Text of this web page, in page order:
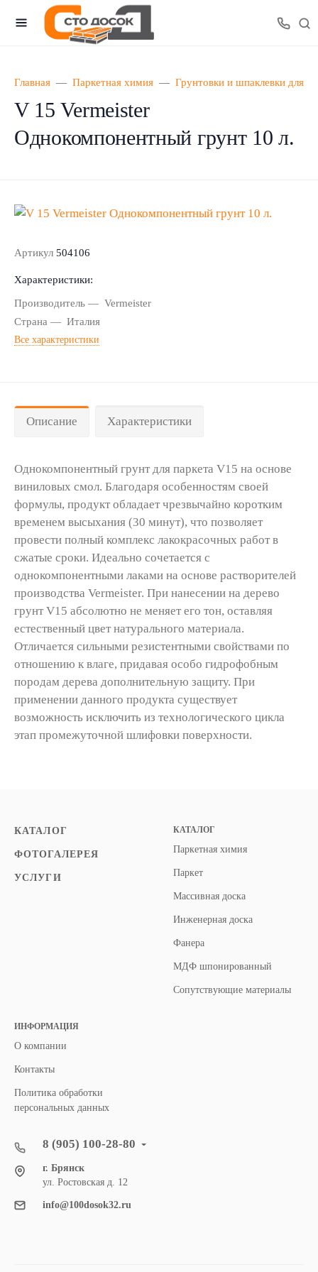
Главная Паркетная химия Грунтовки и шпаклевки для
V 15 Vermeister
Однокомпонентный грунт 10 л.
Артикул 504106
Характеристики:
Производитель
Vermeister
Страна
Италия
Все характеристики
Описание Характеристики
Однокомпонентный грунт для паркета V15 на основе
виниловых смол. Благодаря особенностям своей
формулы, продукт обладает чрезвычайно коротким
временем высыхания (30 минут), что позволяет
провести полный комплекс лакокрасочных работ в
сжатые сроки. Идеально сочетается с
однокомпонентными лаками на основе растворителей
производства Vermeister. При нанесении на дерево
грунт V15 абсолютно не меняет его тон, оставляя
естественный цвет натурального материала.
Отличается сильными резистентными свойствами по
отношению к влаге, придавая особо гидрофобным
породам дерева дополнительную защиту. При
применении данного продукта существует
возможность исключить из технологического цикла
этап промежуточной шлифовки поверхности.
КАТАЛОГ
ФОТОГАЛЕРЕЯ
УСЛУГИ
КАТАЛОГ
Паркетная химия
Паркет
Массивная доска
Инженерная доска
Фанера
МДФ шпонированный
Сопутствующие материалы
ИНФОРМАЦИЯ
О компании
Контакты
Политика обработки
персональных данных
8 (905) 100-28-80
г. Брянск
ул. Ростовская д. 12
info@100dosok32.ru